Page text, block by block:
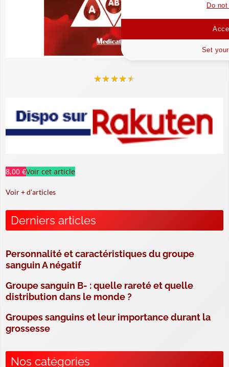
★★★★★
8,00 €Voir cet article
Voir + d'articles
Derniers articles
Personnalité et caractéristiques du groupe
sanguin A négatif
Groupe sanguin B- : quelle rareté et quelle
distribution dans le monde ?
Groupes sanguins et leur importance durant la
grossesse
Nos catégories
Do
Set